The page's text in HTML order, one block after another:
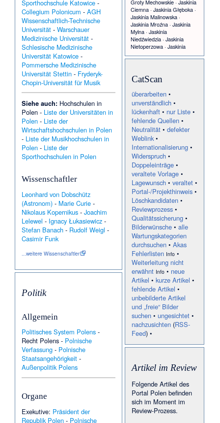
Sporthochschule Katowice -
Collegium Polonicum -AGH
Wissenschaftlich-Technische
Universität -Warschauer
Medizinische Universität -
Schlesische Medizinische
Universität Katowice -
Pommersche Medizinische
Universität Stettin - Fryderyk-
Chopin-Universität für Musik
Siehe auch: Hochschulen in
Polen - Liste der Universitäten in
Polen - Liste der
Wirtschaftshochschulen in Polen
- Liste der Musikhochschulen in
Polen - Liste der
Sporthochschulen in Polen
Wissenschaftler
Leonhard von Dobschütz
(Astronom) - Marie Curie -
Nikolaus Kopernikus -Joachim
Lelewel - Ignacy Łukasiewicz -
Stefan Banach - Rudolf Weigl -
Casimir Funk
...weitere Wissenschaftler
Politik
Allgemein
Politisches System Polens -
Recht Polens - Polnische
Verfassung - Polnische
Staatsangehörigkeit -
Außenpolitik Polens
Organe
Exekutive: Präsident der
Republik Polen - Polnische
Jahre der
polnischsprachige
n Wikipedia
12. Januar:
Wikinews:
Abschlussbericht
zum
Flugzeugabsturz
Präsidenten
2010
21. November:
Selbstverwaltung
swahlen in Polen
2010
2.–23. Oktober:
Internationaler
Chopin-
Wettbewerb
Chopin-Jahr
2010
20. Juni und 4.
Juli:
Präsidentschafts
wahl in Polen
2010
10. April:
Flugzeugabsturz
bei Smolensk
Weitere News befinden
sich im Archiv: Aktuelles
Groty Mechowskie ·Jaskinia
Ciemna ·Jaskinia Głęboka ·
Jaskinia Malinowska ·
Jaskinia Mroźna ·Jaskinia
Mylna ·Jaskinia
Niedźwiedzia ·Jaskinia
Nietoperzowa ·Jaskinia
Odkrywców·Jaskinia
Raptawicka
Śnieżna·Jaskinia
Wierzchowska Górna
Jaskinia Łokietka·
Podkościelny·Raj (Höhle)
Smocza Jama (Tatra)·
Trąby (Płoskinia)•17.01.
Bayerische Kapelle
(Reinschdorf)
Ernst
Gottlieb von Taubadel
Klaudia Fabová·Panzerzug
Śmiały-szeroki·Podbórz
(Braniewo)•16.01. Chłopki
Jolanta Bartczak·Panzerzug
Ochotnik· Polnische
Badminton-
Mannschaftsmeisterschaft
2024•15.01. Brzeszczyny
Kalina (Braniewo)·
Johannis (Malbork)•14.01.
Piotraszewo·Dawit
Tschalojan·Elżbiecin
(Braniewo)·Katharina
Bauer (Bogenschützin)·
Wenzeslaus (Leinach)
Wielewo (Braniewo)•13.01.
Habichtsgebirge ·Adolf
Ballmann·Glinka
(Braniewo)·John Lindsay,
20. Earl of Crawford·
Roberti•12.01. Mingajny
Prątnik·Klaartje de Zwarte-
Walvisch• Zawierz ·
Dreifaltigkeitskirche
(Neumarkt in Schlesien)·
Friedrich Beyerlein
·Kirche Unserer Lieben
(Lubin)· Klaudia Olejniczak
Klaudia Zwolińska·
World University Games
2025/Teilnehmer (Polen)•
10.01. Hans Karl von
Reinhard ·Steffi Häberlin
Bemowizna ·Sądówko
CatScan
überarbeiten •
unverständlich •
lückenhaft • nur Liste •
fehlende Quellen •
Neutralität •defekter
Weblink•
Internationalisierung •
Widerspruch •
Doppeleinträge •
veraltete Vorlage •
Lagewunsch •veraltet •
Portal-/Projekthinweis •
Löschkandidaten •
Reviewprozess •
Qualitätssicherung •
Bilderwünsche •alle
Wartungskategorien
durchsuchen •Akas
Fehlerlisten Info •
Weiterleitung nicht
erwähnt Info • neue
Artikel •kurze Artikel •
fehlende Artikel •
unbebilderte Artikel
und „freie“ Bilder
suchen •ungesichtet •
nachzusichten (RSS-
Feed) •
Artikel im Review
Folgende Artikel des
Portal Polen befinden
sich im Moment im
Review-Prozess.